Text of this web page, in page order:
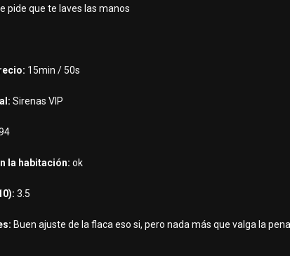
pide que te laves las manos
15min / 50s
Sirenas VIP
la habitación: ok
3.5
Buen ajuste de la flaca eso si, pero nada más que valga la